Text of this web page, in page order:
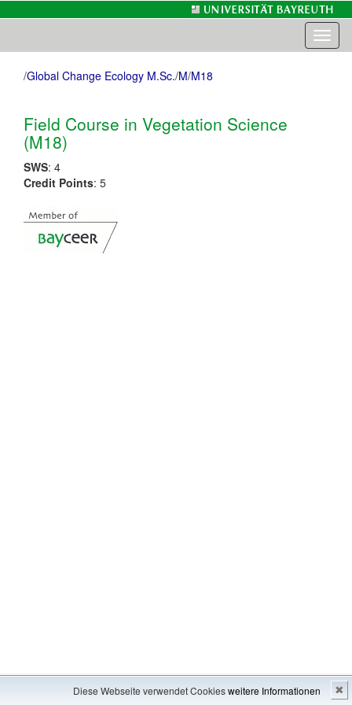
Diese Webseite verwendet Cookiesweitere Informationen ✖
/Global Change Ecology M.Sc./M/M18
Field Course in Vegetation Science
(M18)
SWS: 4
Credit Points: 5
Impressum---Inhaltsverzeichnis